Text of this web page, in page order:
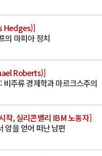
Hedges)]
의 마피아 정치
Roberts)]
비주류 경제학과 마르크스주의
작, 실리콘밸리 IBM 노동자]
을 얻어 떠난 남편